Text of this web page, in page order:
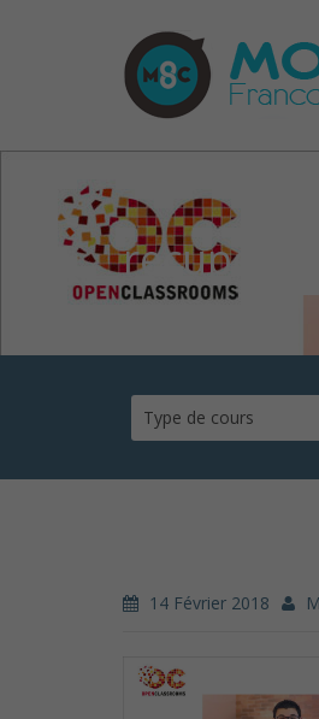
Type de cours
14 Février 2018